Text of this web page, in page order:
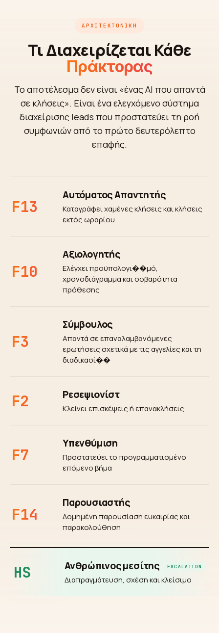
ΑΡΧΙΤΕΚΤΟΝΙΚΉ
Τι Διαχειρίζεται Κάθε
Πράκτορας
Το αποτέλεσμα δεν είναι «ένας AI που απαντά
σε κλήσεις». Είναι ένα ελεγχόμενο σύστημα
διαχείρισης leads που προστατεύει τη ροή
συμφωνιών από το πρώτο δευτερόλεπτο
επαφής.
F13
Αυτόματος Απαντητής
Καταγράφει χαμένες κλήσεις και κλήσεις
εκτός ωραρίου
F10
Αξιολογητής
Ελέγχει προϋπολογι��μό,
χρονοδιάγραμμα και σοβαρότητα
πρόθεσης
F3
Σύμβουλος
Απαντά σε επαναλαμβανόμενες
ερωτήσεις σχετικά με τις αγγελίες και τη
διαδικασί��
F2 Ρεσεψιονίστ
Κλείνει επισκέψεις ή επανακλήσεις
F7
Υπενθύμιση
Προστατεύει το προγραμματισμένο
επόμενο βήμα
F14
Παρουσιαστής
Δομημένη παρουσίαση ευκαιρίας και
παρακολούθηση
HS Ανθρώπινος μεσίτης ESCALATION
Διαπραγμάτευση, σχέση και κλείσιμο